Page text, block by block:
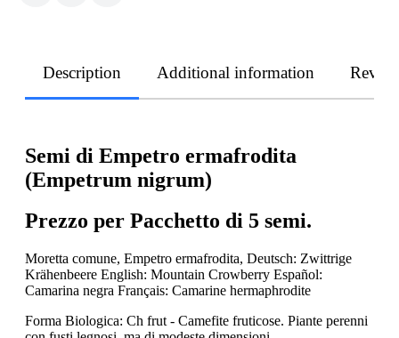
Description Additional information
Semi di Empetro ermafrodita
(Empetrum nigrum)
Prezzo per Pacchetto di 5 semi.
Moretta comune, Empetro ermafrodita, Deutsch: Zwittrige
Krähenbeere English: Mountain Crowberry Español:
Camarina negra Français: Camarine hermaphrodite
Forma Biologica: Ch frut - Camefite fruticose. Piante perenni